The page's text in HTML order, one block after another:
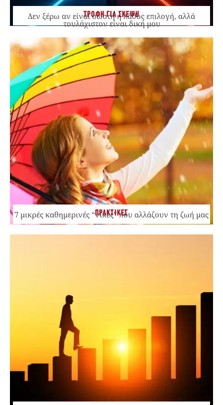
ΤΡΟΦΗ ΓΙΑ ΣΚΕΨΗ
Δεν ξέρω αν είναι σωστή ή λάθος επιλογή, αλλά
τουλάχιστον είναι δική μου
ΠΡΑΚΤΙΚΕΣ
7 μικρές καθημερινές “νίκες” που αλλάζουν τη ζωή μας